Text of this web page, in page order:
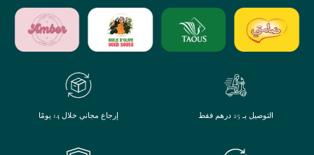
التوصيل بـ 25 درهم فقط إرجاع مجاني خلال 14 يومًا